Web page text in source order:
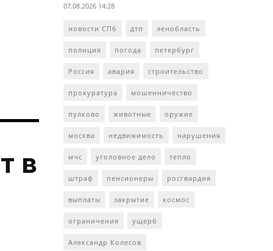
в
07.08.2026 14:28
новости СПб дтп ленобласть
полиция погода петербург
Россия авария строительство
прокуратура мошенничество
пулково животные оружие
москва недвижимость нарушения
мчс уголовное дело тепло
штраф пенсионеры росгвардия
выплаты закрытие космос
ограничения ущерб
Александр Колесов